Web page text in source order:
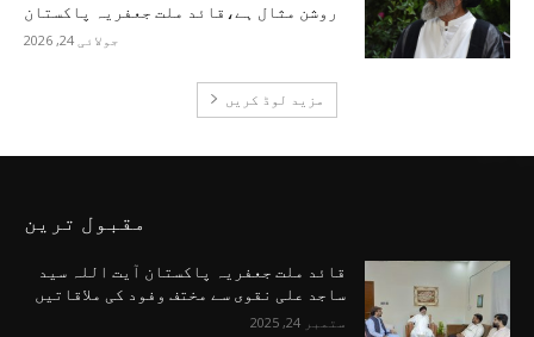
روشن مثال ہے،قائد ملت جعفریہ پاکستان
جولائی 24, 2026
مزید لوڈ کریں
مقبول ترین
قائد ملت جعفریہ پاکستان آیت اللہ سید
ساجد علی نقوی سے مختف وفود کی ملاقاتیں
ستمبر 24, 2025